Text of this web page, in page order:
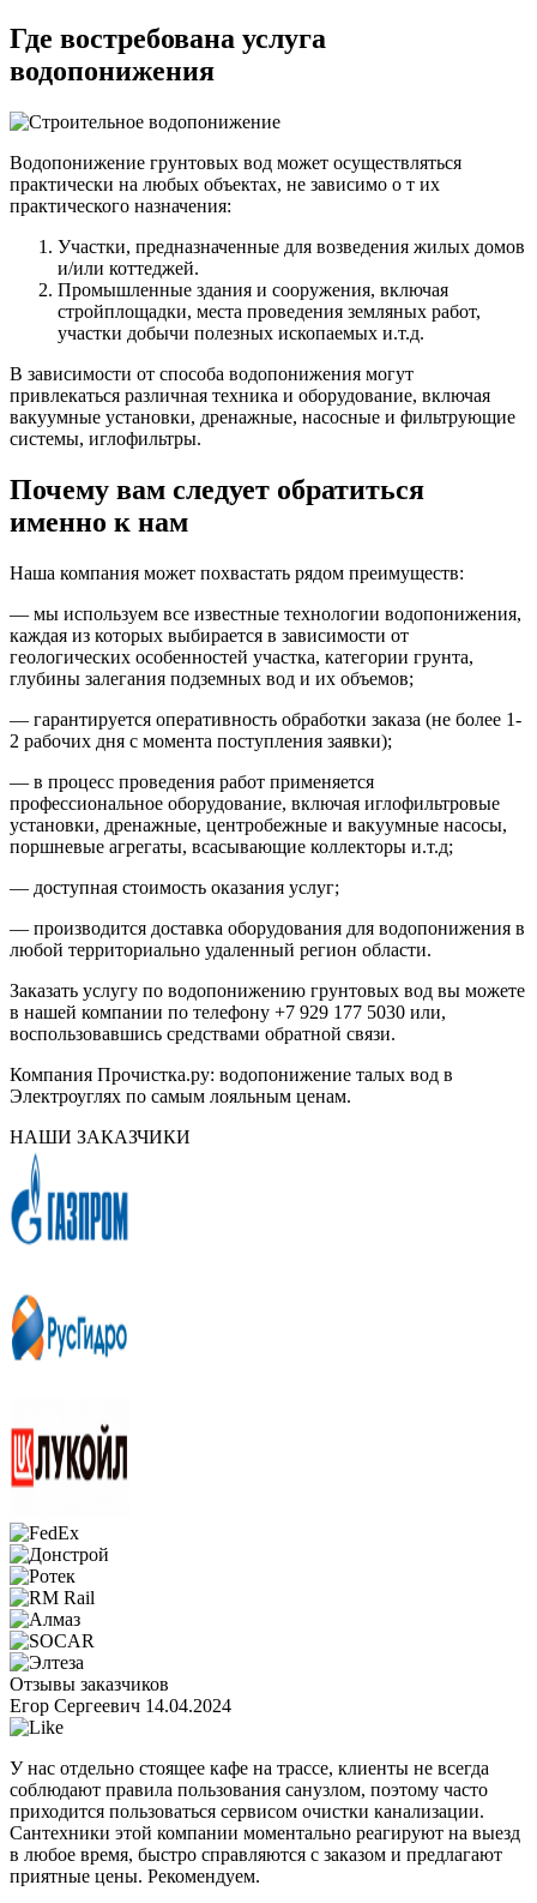
Где востребована услуга
водопонижения
Водопонижение грунтовых вод может осуществляться
практически на любых объектах, не зависимо о т их
практического назначения:
Участки, предназначенные для возведения жилых домов
и/или коттеджей.
Промышленные здания и сооружения, включая
стройплощадки, места проведения земляных работ,
участки добычи полезных ископаемых и.т.д.
В зависимости от способа водопонижения могут
привлекаться различная техника и оборудование, включая
вакуумные установки, дренажные, насосные и фильтрующие
системы, иглофильтры.
Почему вам следует обратиться
именно к нам
Наша компания может похвастать рядом преимуществ:
— мы используем все известные технологии водопонижения,
каждая из которых выбирается в зависимости от
геологических особенностей участка, категории грунта,
глубины залегания подземных вод и их объемов;
— гарантируется оперативность обработки заказа (не более 1-
2 рабочих дня с момента поступления заявки);
— в процесс проведения работ применяется
профессиональное оборудование, включая иглофильтровые
установки, дренажные, центробежные и вакуумные насосы,
поршневые агрегаты, всасывающие коллекторы и.т.д;
— доступная стоимость оказания услуг;
— производится доставка оборудования для водопонижения в
любой территориально удаленный регион области.
Заказать услугу по водопонижению грунтовых вод вы можете
в нашей компании по телефону +7 929 177 5030 или,
воспользовавшись средствами обратной связи.
Компания Прочистка.ру: водопонижение талых вод в
Электроуглях по самым лояльным ценам.
НАШИ ЗАКАЗЧИКИ
Отзывы заказчиков
Егор Сергеевич 14.04.2024
У нас отдельно стоящее кафе на трассе, клиенты не всегда
соблюдают правила пользования санузлом, поэтому часто
приходится пользоваться сервисом очистки канализации.
Сантехники этой компании моментально реагируют на выезд
в любое время, быстро справляются с заказом и предлагают
приятные цены. Рекомендуем.